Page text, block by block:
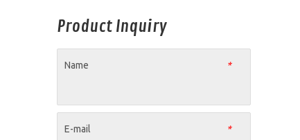
Product Inquiry
*
Name
*
E-mail